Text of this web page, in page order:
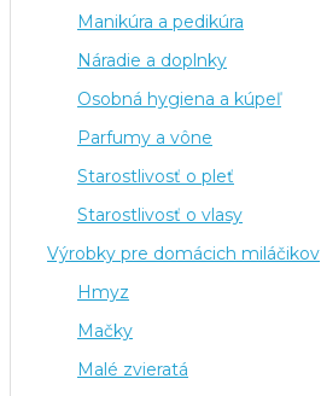
Manikúra a pedikúra
Náradie a doplnky
Osobná hygiena a kúpeľ
Parfumy a vône
Starostlivosť o pleť
Starostlivosť o vlasy
Výrobky pre domácich miláčikov
Hmyz
Mačky
Malé zvieratá